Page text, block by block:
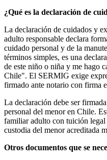
¿Qué es la declaración de
La declaración de cuidados y
adulto responsable declara
cuidado personal y de la
términos simples, es una
de este niño o niña y me hago
Chile". El SERMIG exige
firmado ante notario con firma
La declaración debe ser
personal del menor en Chile.
familiar adulto con tuición legal
custodia del menor acreditada
Otros documentos que se